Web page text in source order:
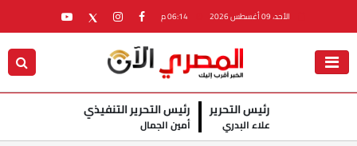
الأحد، 09 أغسطس 2026
رئيس التحرير
علاء البدري
رئيس التحرير التنفيذي
أمين الجمال